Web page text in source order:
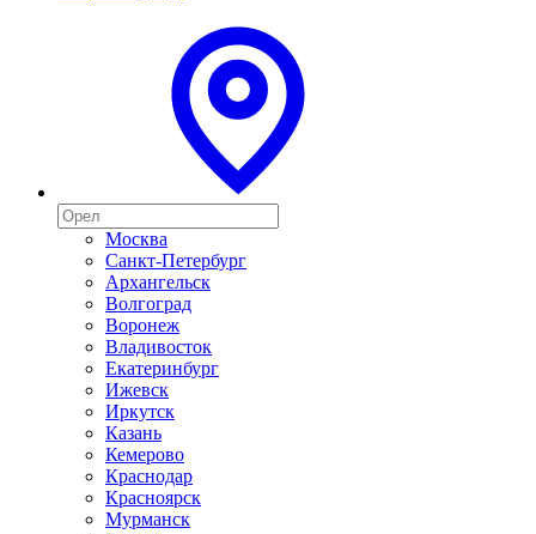
Москва
Санкт-Петербург
Архангельск
Волгоград
Воронеж
Владивосток
Екатеринбург
Ижевск
Иркутск
Казань
Кемерово
Краснодар
Красноярск
Мурманск